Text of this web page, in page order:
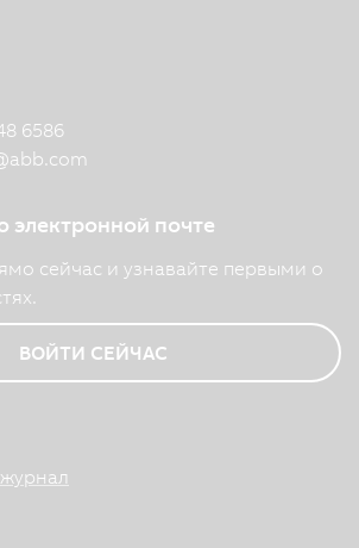
6586
abb.com
электронной почте
сейчас и узнавайте первыми о
ВОЙТИ СЕЙЧАС